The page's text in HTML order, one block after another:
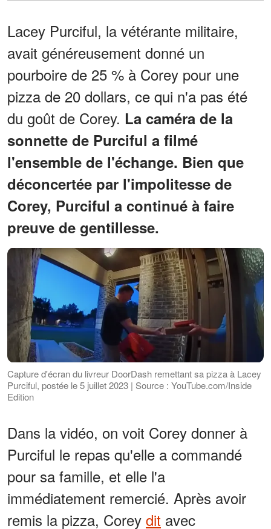
Lacey Purciful, la vétérante militaire,
avait généreusement donné un
pourboire de 25 % à Corey pour une
pizza de 20 dollars, ce qui n'a pas été
du goût de Corey. La caméra de la
sonnette de Purciful a filmé
l'ensemble de l'échange. Bien que
déconcertée par l'impolitesse de
Corey, Purciful a continué à faire
preuve de gentillesse.
Capture d'écran du livreur DoorDash remettant sa pizza à Lacey
Purciful, postée le 5 juillet 2023 | Source : YouTube.com/Inside
Edition
Dans la vidéo, on voit Corey donner à
Purciful le repas qu'elle a commandé
pour sa famille, et elle l'a
immédiatement remercié. Après avoir
remis la pizza, Corey dit avec